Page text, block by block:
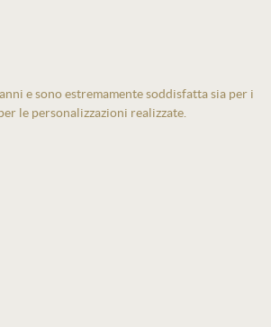
e sono estremamente soddisfatta sia per i
le personalizzazioni realizzate.